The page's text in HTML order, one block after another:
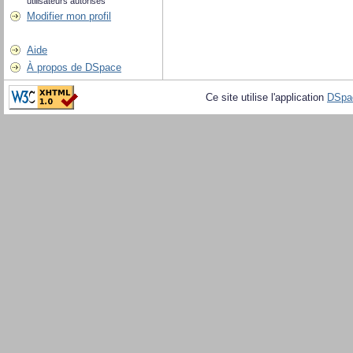
Modifier mon profil
Aide
À propos de DSpace
Ce site utilise l'application